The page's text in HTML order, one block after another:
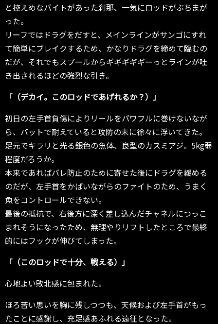
と控えめなバイトがあった刹那、一気にロッドがぶちまが
った。
リーフではドラグをだすと、メインラインがサンゴにすれ
て簡単にブレイクするため、かなりドラグを締めて臨むの
だが、それでもスプールからギギギギギーっとラインが吐
き出されるほどの強烈な引き。
「（デカイ。このロッドであげれるか？）」
初日の左手首負傷によりリールをパワフルに巻けないなが
ら、バットで耐えていると攻防の末に徐々に浮いてきた。
足元でキラリと光る銀色の魚体、良型のカスミアジ。5kg弱
程度だろうか。
本来であればバレ防止のために寄せた後にドラグを緩める
のだが、左手首をかばいながらのファイトのため、うまく
魚をコントロールできない。
最後の抵抗で、右後方に深く差し込んだチャネルにつっこ
まれそうになったため、無理やりリフトしたところで最終
的にはフックが伸びてしまった。
「（このロッドで十分、戦える）」
心地よい敗北感に包まれた。
ほろ苦い思いを胸に残しつつも、天候および左手首がもっ
たことに感謝し、充足感あふれる遠征となった。